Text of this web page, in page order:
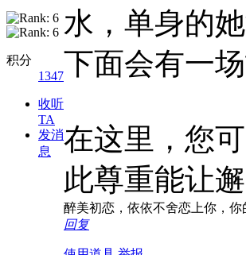
积分
1347
收听
TA
发消
息
水，单身的
下面会有一
在这里，您
此尊重能让
醉美初恋，依依不舍恋上你，
回复